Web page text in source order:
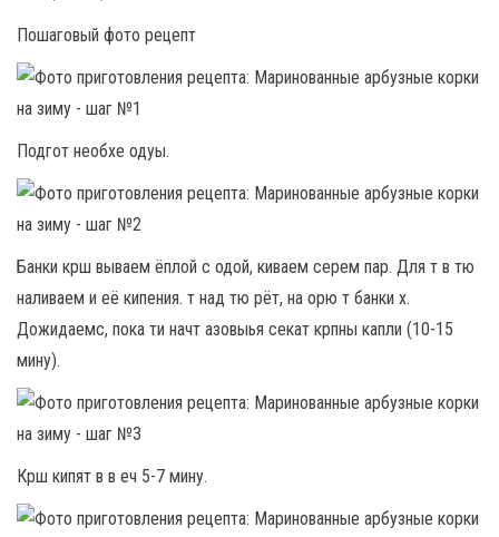
Пошаговый фото рецепт
Подгот необхе одуы.
Банки крш вываем ёплой с одой, киваем серем пар. Для т в тю
наливаем и её кипения. т над тю рёт, на орю т банки х.
Дожидаемс, пока ти начт азовыья секат крпны капли (10-15
мину).
Крш кипят в в еч 5-7 мину.